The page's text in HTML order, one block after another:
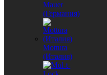
Mauer
(Германия)
Mottura
(Италия)